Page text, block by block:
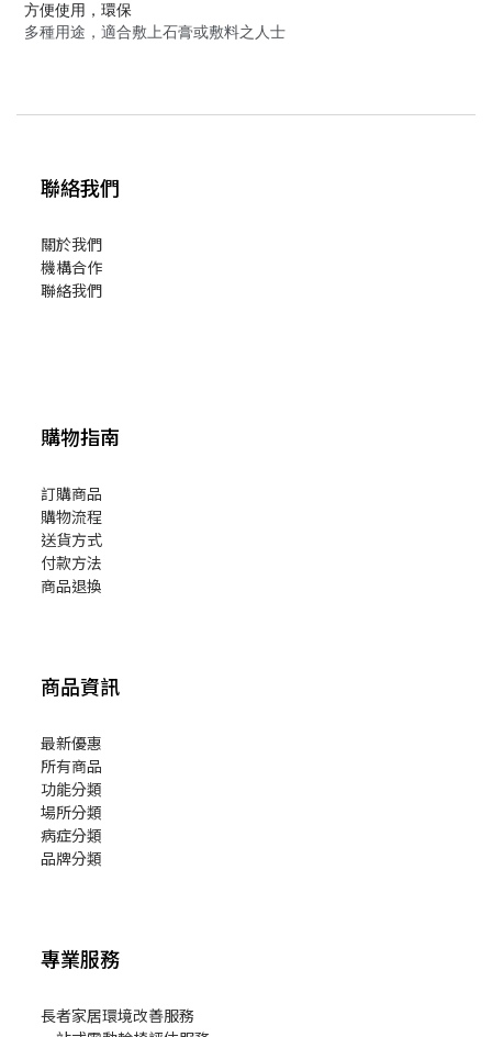
方便使用，環保
多種用途，適合敷上石膏或敷料之人士
聯絡我們
關於我們
機構合作
聯絡我們
購物指南
訂購商品
購物流程
送貨方式
付款方法
商品退換
商品資訊
最新優惠
所有商品
功能分類
場所分類
病症分類
品牌分類
專業服務
長者家居環境改善服務